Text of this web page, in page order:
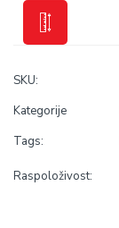
SKU:
Kategorije
Tags:
Raspoloživost: